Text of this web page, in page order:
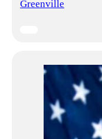
Greenville